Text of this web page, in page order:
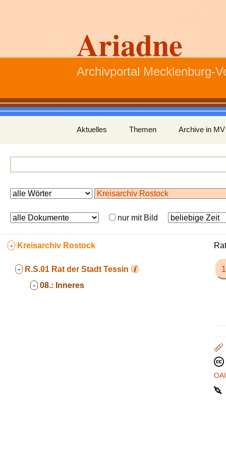
Ariadne
Archivportal Mecklenburg-
Inhalt
springen
Aktuelles Themen Archive in MV
nur mit Bild
- Kreisarchiv Rostock
- R.S.01 Rat der Stadt Tessin
- 08.: Inneres